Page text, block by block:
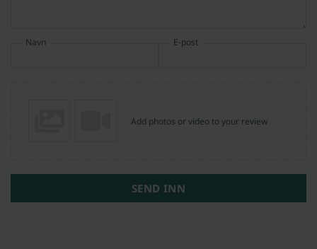
Navn E-post
Add photos or video to your review
SEND INN